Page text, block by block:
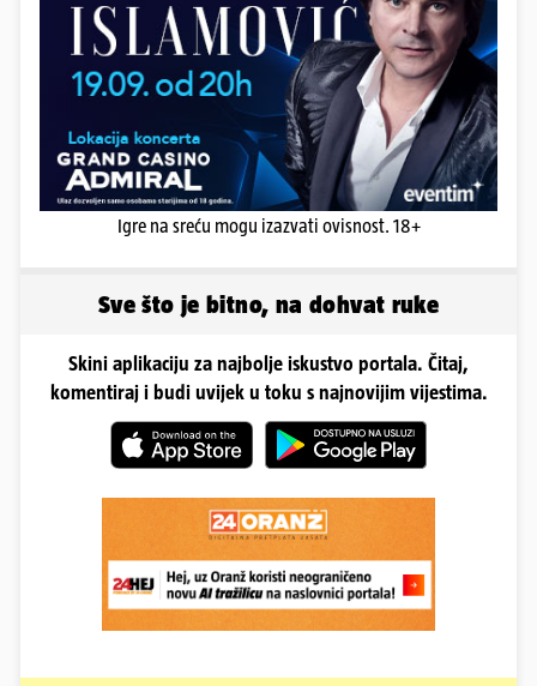
Igre na sreću mogu izazvati ovisnost. 18+
Sve što je bitno, na dohvat ruke
Skini aplikaciju za najbolje iskustvo portala. Čitaj,
komentiraj i budi uvijek u toku s najnovijim vijestima.